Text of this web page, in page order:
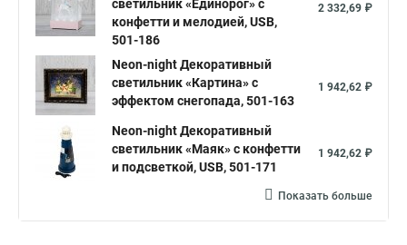
светильник «Единорог» с
конфетти и мелодией, USB,
501-186
2 332,69 ₽
Neon-night Декоративный
светильник «Картина» с
эффектом снегопада, 501-163
1 942,62 ₽
Neon-night Декоративный
светильник «Маяк» с конфетти
и подсветкой, USB, 501-171
1 942,62 ₽
Показать больше